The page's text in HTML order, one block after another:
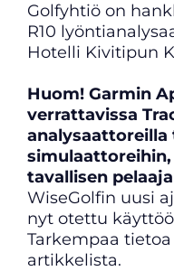
Golfyhtiö on
R10
Hotelli Kivitipun
Huom! Garmin
verrattavissa
tavallisen
​​​​​​​WiseGolfin uusi
nyt otettu
Tarkempaa
artikkelista.